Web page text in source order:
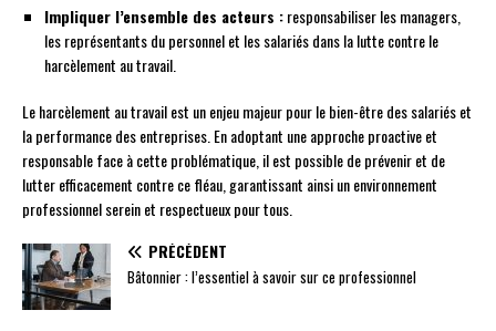
Impliquer l’ensemble des acteurs :responsabiliser les managers,
les représentants du personnel et les salariés dans la lutte contre le
harcèlement au travail.
Le harcèlement au travail est un enjeu majeur pour le bien-être des salariés et
la performance des entreprises. En adoptant une approche proactive et
responsable face à cette problématique, il est possible de prévenir et de
lutter efficacement contre ce fléau, garantissant ainsi un environnement
professionnel serein et respectueux pour tous.
PRÉCÉDENT
Bâtonnier : l’essentiel à savoir sur ce professionnel